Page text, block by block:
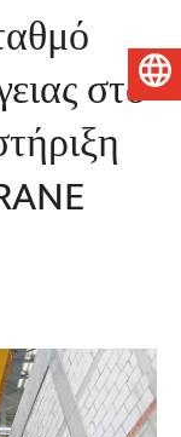
στο Ελληνικά